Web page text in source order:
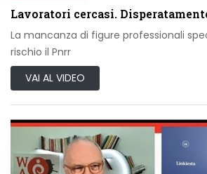
Lavoratori cercasi.
La mancanza di figure professionali
rischio il Pnrr
VAI AL VIDEO